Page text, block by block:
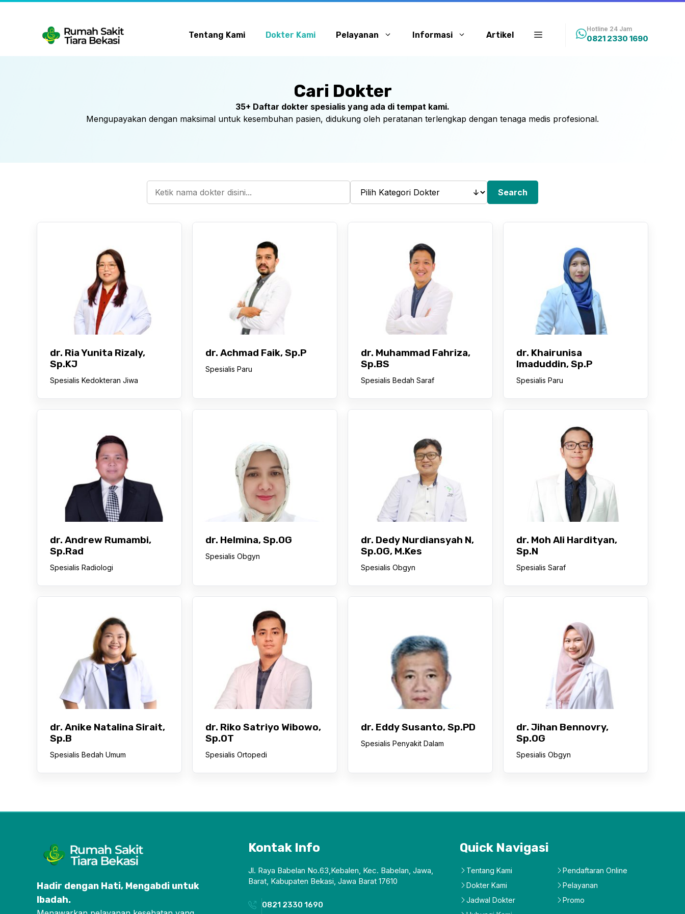
Hotline 24 Jam
0821 2330 1690
Tentang Kami Dokter Kami Pelayanan Informasi Artikel
Cari Dokter
35+ Daftar dokter spesialis yang ada di tempat kami.
Mengupayakan dengan maksimal untuk kesembuhan pasien, didukung oleh peratanan terlengkap dengan tenaga medis profesional.
Search
dr. Ria Yunita Rizaly,
Sp.KJ
Spesialis Kedokteran Jiwa
dr. Achmad Faik, Sp.P
Spesialis Paru
dr. Muhammad Fahriza,
Sp.BS
Spesialis Bedah Saraf
dr. Khairunisa
Imaduddin, Sp.P
Spesialis Paru
dr. Andrew Rumambi,
Sp.Rad
Spesialis Radiologi
dr. Helmina, Sp.OG
Spesialis Obgyn
dr. Dedy Nurdiansyah N,
Sp.OG, M.Kes
Spesialis Obgyn
dr. Moh Ali Hardityan,
Sp.N
Spesialis Saraf
dr. Anike Natalina Sirait,
Sp.B
Spesialis Bedah Umum
dr. Riko Satriyo Wibowo,
Sp.OT
Spesialis Ortopedi
dr. Eddy Susanto, Sp.PD
Spesialis Penyakit Dalam
dr. Jihan Bennovry,
Sp.OG
Spesialis Obgyn
Hadir dengan Hati, Mengabdi untuk
Ibadah.
Kontak Info
Jl. Raya Babelan No.63,Kebalen, Kec. Babelan, Jawa,
Barat, Kabupaten Bekasi, Jawa Barat 17610
0821 2330 1690
Quick Navigasi
Tentang Kami
Pendaftaran Online
Dokter Kami
Pelayanan
Jadwal Dokter
Promo